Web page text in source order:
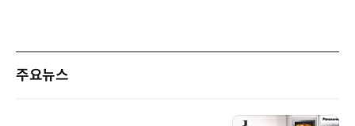
주요뉴스